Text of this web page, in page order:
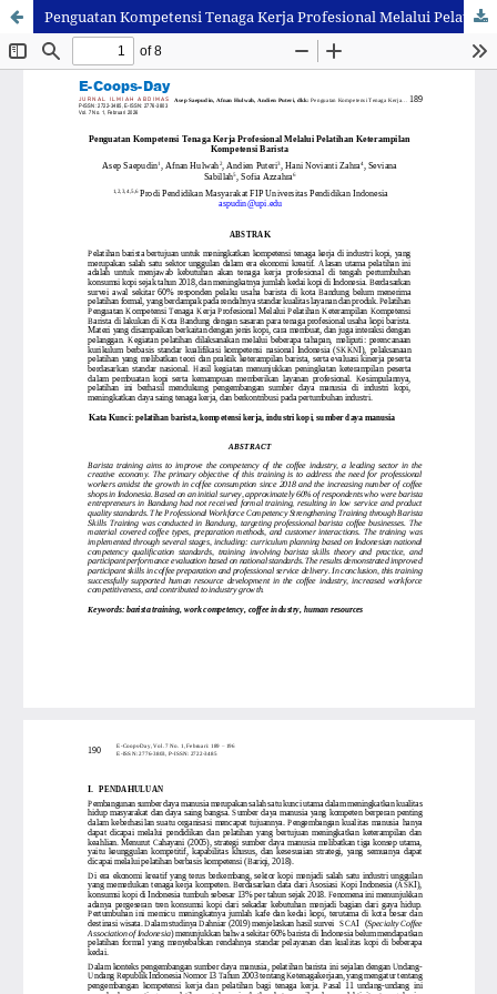
Penguatan Kompetensi Tenaga Kerja Profesional Melalui Pelatihan Keterampilan Kompetensi Barista